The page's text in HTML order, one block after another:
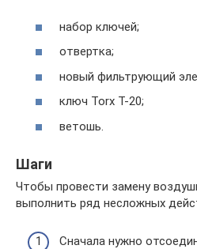
набор ключей;
отвертка;
новый фильтрующий
ключ Torx T-20;
ветошь.
Шаги
Чтобы провести замену
выполнить ряд несложных
Сначала нужно